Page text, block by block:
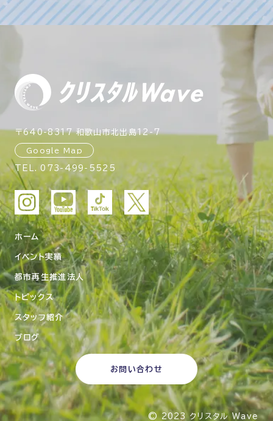
〒640-8317 和歌山市北出島12-7
Google Map
TEL.073-499-5525
ホーム
イベント実績
都市再生推進法人
トピックス
スタッフ紹介
ブログ
お問い合わせ
© 2023 クリスタル Wave